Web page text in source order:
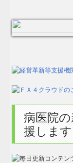
病医院
援します